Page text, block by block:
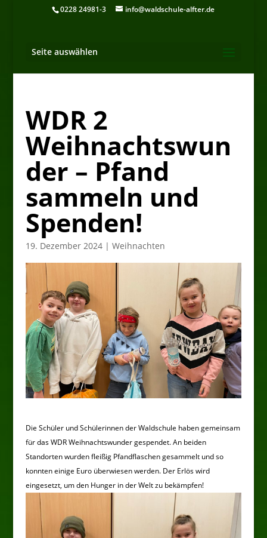
0228 24981-3 info@waldschule-alfter.de
Seite auswählen
WDR 2
Weihnachtswun
der – Pfand
sammeln und
Spenden!
19. Dezember 2024| Weihnachten
Die Schüler und Schülerinnen der Waldschule haben gemeinsam
für das WDR Weihnachtswunder gespendet. An beiden
Standorten wurden fleißig Pfandflaschen gesammelt und so
konnten einige Euro überwiesen werden. Der Erlös wird
eingesetzt, um den Hunger in der Welt zu bekämpfen!